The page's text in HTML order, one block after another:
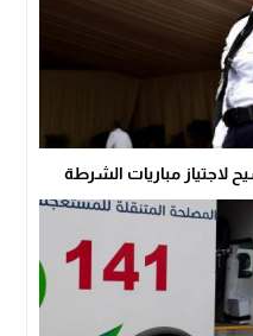
لاجتياز مباريات الشرطة